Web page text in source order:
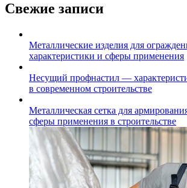
Свежие записи
Металлические изделия для
характеристики и сферы применения
Несущий профнастил —
в современном строительстве
Металлическая сетка для
сферы применения в строительстве